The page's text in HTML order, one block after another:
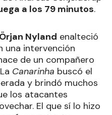
a los 79 minutos.
Örjan Nyland enalteció
una intervención
de un compañero
Canarinha buscó el
y brindó muchos
los atacantes
El que sí lo hizo